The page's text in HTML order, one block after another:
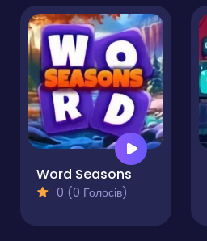
Word Seasons
0 (0 Голосів)